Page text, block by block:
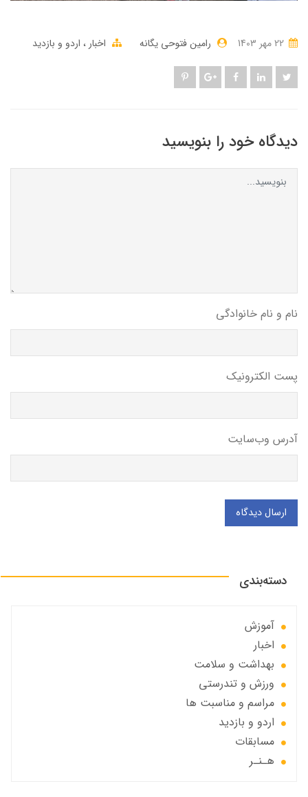
رامین فتوحی یگانه اخبار اردو و بازدید
دیدگاه خود را بنویسید
نام و نام خانوادگی
پست الکترونیک
آدرس وب‌سایت
ارسال دیدگاه
دسته‌بندی
آموزش
اخبار
بهداشت و سلامت
ورزش و تندرستی
مراسم و مناسبت ها
اردو و بازدید
مسابقات
هـنـر